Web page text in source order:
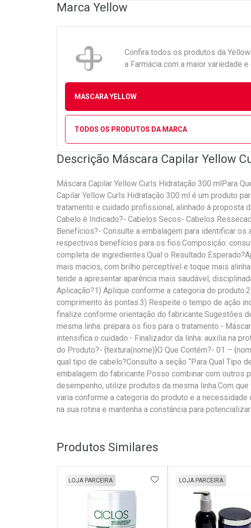
Marca Yellow
Confira todos os produtos da Yellow
a Farmácia com a maior variedade
MASCARA YELLOW
TODOS OS PRODUTOS DA MARCA
Descrição Máscara Capilar Yellow
Máscara Capilar Yellow Curls Hidratação 300 mlPara
Capilar Yellow Curls Hidratação 300 ml é um produto
tratamento e cuidado profissional, alinhado à proposta
Cabelo é Indicado?- Cabelos Secos- Cabelos
Benefícios?- Consulte a embalagem para identificar
respectivos benefícios para os fios.Composição:
completa de ingredientes.Qual o Resultado
mais macios, com brilho perceptível e toque mais
tende a apresentar aparência mais saudável,
Aplicação?1) Aplique conforme a categoria do
comprimento às pontas.3) Respeite o tempo de ação
finalize conforme orientação do fabricante.Sugestões
mesma linha: prepara os fios para o tratamento.-
intensifica o cuidado.- Finalizador da linha: auxilia na
do Produto?- {textura(nome)}O Que Contém?- 01 –
qual tipo de cabelo?Consulte a seção “Para Qual Tipo
embalagem do fabricante.Posso combinar com outros
desempenho, utilize produtos da mesma linha.Com
varia conforme a categoria do produto e a necessidade
na sua rotina e mantenha a constância para
Produtos Similares
LOJA PARCEIRA ADICIONAR AOS
LOJA PARCEIRA